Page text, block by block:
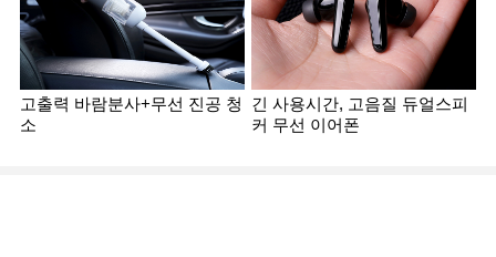
고출력 바람분사+무선 진공 청
소
긴 사용시간, 고음질 듀얼스피
커 무선 이어폰